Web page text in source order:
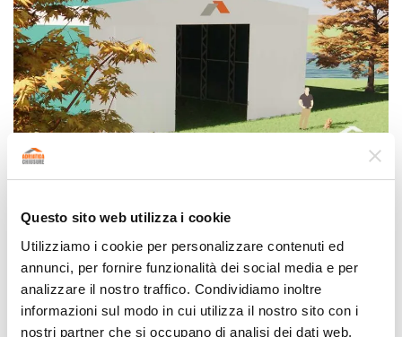
Questo sito web utilizza i cookie
Utilizziamo i cookie per personalizzare contenuti ed
annunci, per fornire funzionalità dei social media e per
analizzare il nostro traffico. Condividiamo inoltre
informazioni sul modo in cui utilizza il nostro sito con i
nostri partner che si occupano di analisi dei dati web,
Capannoni a gamba dritta
per maneggi, stalle, depositi
e magazzini